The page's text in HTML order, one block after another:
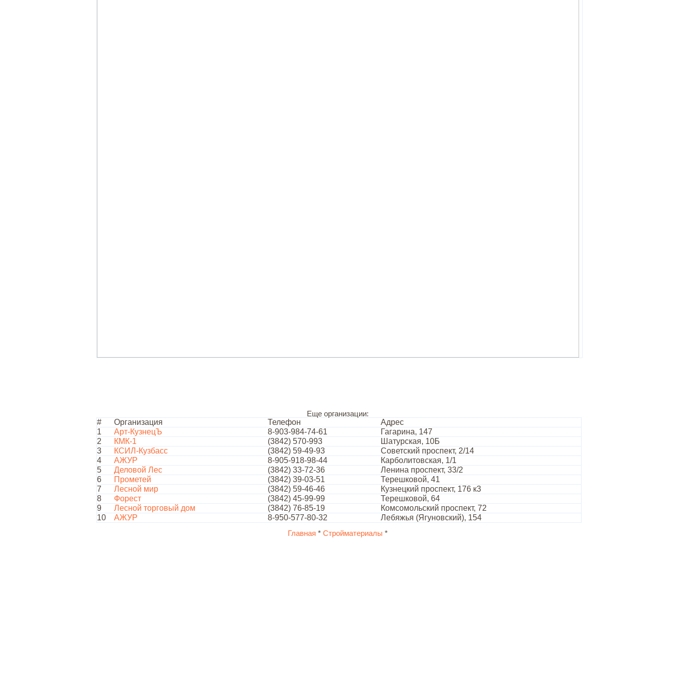
Еще организации:
# Организация Телефон
Адрес
1
Арт-КузнецЪ 8-903-984-74-61
Гагарина, 147
2
КМК-1 (3842) 570-993
Шатурская, 10Б
3
КСИЛ-Кузбасс (3842) 59-49-93
Советский проспект, 2/14
4
АЖУР 8-905-918-98-44
Карболитовская, 1/1
5
Деловой Лес (3842) 33-72-36
Ленина проспект, 33/2
6
Прометей (3842) 39-03-51
Терешковой, 41
7
Лесной мир (3842) 59-46-46
Кузнецкий проспект, 176 к3
8
Форест (3842) 45-99-99
Терешковой, 64
9
Лесной торговый дом (3842) 76-85-19
Комсомольский проспект, 72
10
АЖУР 8-950-577-80-32 Лебяжья (Ягуновский), 154
Главная * Стройматериалы *